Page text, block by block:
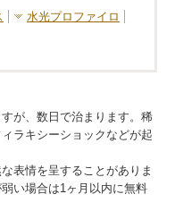
水光プロファイロ
が、数日で治まります。​稀
ラキシーショックなどが起
表情を呈することがありま
い場合は1ヶ月以内に無料